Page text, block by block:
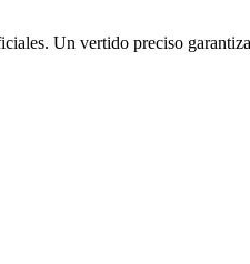
Un vertido preciso